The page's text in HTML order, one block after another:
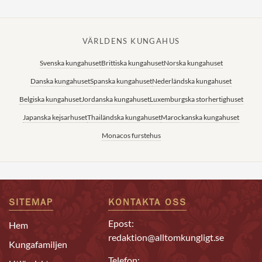
VÄRLDENS KUNGAHUS
Svenska kungahusetBrittiska kungahusetNorska kungahuset
Danska kungahusetSpanska kungahusetNederländska kungahuset
Belgiska kungahusetJordanska kungahusetLuxemburgska storhertighuset
Japanska kejsarhusetThailändska kungahusetMarockanska kungahuset
Monacos furstehus
SITEMAP
Hem
Kungafamiljen
KONTAKTA OSS
Epost:
redaktion@alltomkungligt.se